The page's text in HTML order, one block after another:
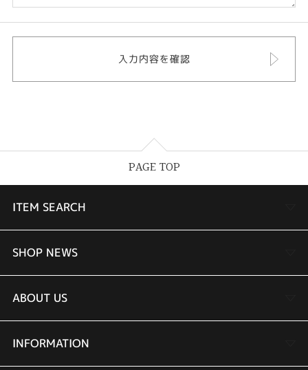
PAGE TOP
ITEM SEARCH
婚約指輪
結婚指輪
セットリング
SHOP NEWS
TAKEUCHI BRIDAL金沢本店情報
商品一覧
ABOUT US
会社概要
INFORMATION